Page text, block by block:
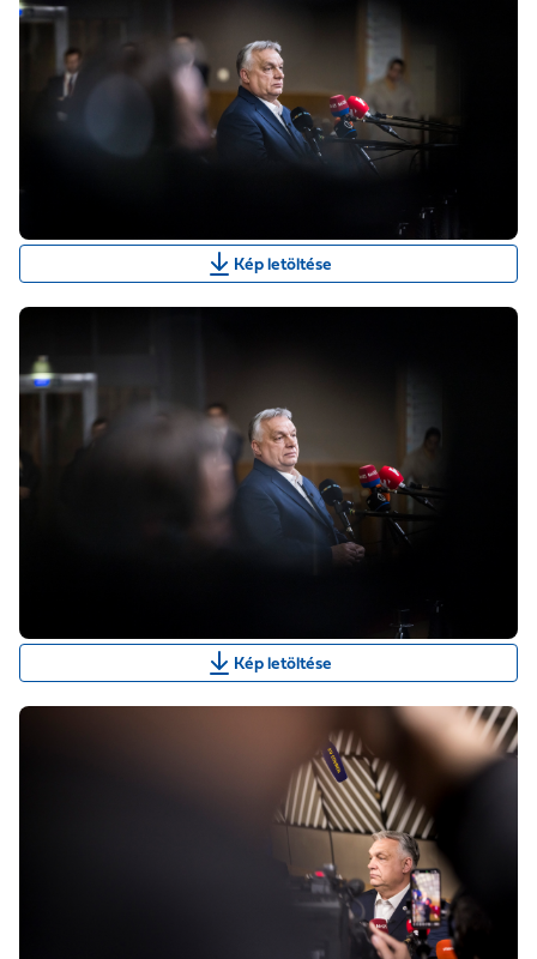
Kép letöltése
Kép letöltése